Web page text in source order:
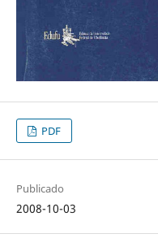
PDF
Publicado
2008-10-03